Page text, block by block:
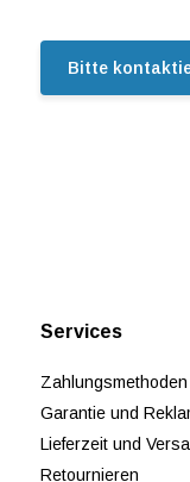
Bitte
Services
Zahlungsmethoden
Garantie und
Lieferzeit und
Retournieren